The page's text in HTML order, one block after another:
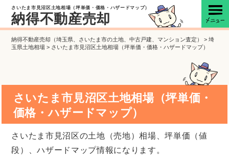
さいたま市見沼区土地相場（坪単価・価格・ハザードマップ）
納得不動産売却
納得不動産売却（埼玉県、さいたま市の土地、中古戸建、マンション査定） >埼
玉県土地相場 > さいたま市見沼区土地相場（坪単価・価格・ハザードマップ）
さいたま市見沼区土地相場（坪単価・
価格・ハザードマップ）
さいたま市見沼区の土地（売地）相場、坪単価（値
段）、ハザードマップ情報になります。